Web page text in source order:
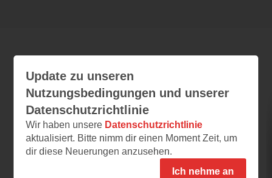
Leseeindrücke
Mord im Antiquitätenladen
22.04.2024 – 11:57
Geht Waldi unter die Detektive?
80-Euro Waldi wird Autor, cool! Das Cover
Update zu unseren
Nutzungsbedingungen und unserer
Datenschutzrichtlinie
Wir haben unsere Datenschutzrichtlinie
aktualisiert. Bitte nimm dir einen Moment Zeit, um
dir diese Neuerungen anzusehen.
Ich nehme an